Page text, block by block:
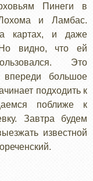
Пинеги в
и Ламбас.
картах, и даже
видно, что ей
Это
впереди большое
подходить к
поближе к
Завтра будем
известной